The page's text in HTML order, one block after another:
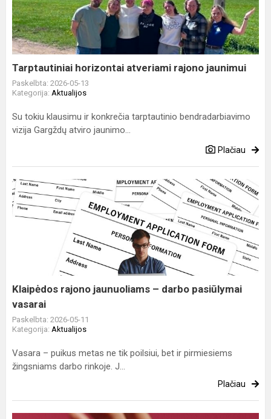
rajono
jaunimui
Tarptautiniai horizontai atveriami rajono jaunimui
Paskelbta: 2026-05-13
Kategorija: Aktualijos
Su tokiu klausimu ir konkrečia tarptautinio bendradarbiavimo
vizija Gargždų atviro jaunimo...
Plačiau
Klaipėdos
rajono
jaunuoliams
Klaipėdos rajono jaunuoliams – darbo pasiūlymai
vasarai
Paskelbta: 2026-05-11
Kategorija: Aktualijos
Vasara – puikus metas ne tik poilsiui, bet ir pirmiesiems
žingsniams darbo rinkoje. J...
Plačiau